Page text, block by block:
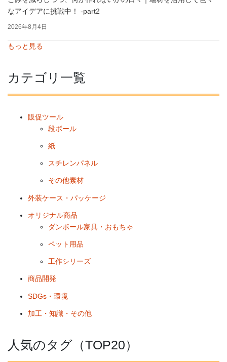
なアイデアに挑戦中！ -part2
2026年8月4日
もっと見る
カテゴリ一覧
販促ツール
段ボール
紙
スチレンパネル
その他素材
外装ケース・パッケージ
オリジナル商品
ダンボール家具・おもちゃ
ペット用品
工作シリーズ
商品開発
SDGs・環境
加工・知識・その他
人気のタグ（TOP20）